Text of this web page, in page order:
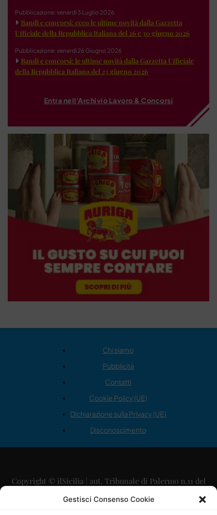
Gestisci Consenso Cookie
Pubblicazione: venerdì 3 Luglio 2026
Bandi e concorsi: ecco le ultime novità dalla Gazzetta
Ufficiale della Repubblica Italiana del 26 e 30 giugno 2026
Pubblicazione: venerdì 26 Giugno 2026
Bandi e concorsi: le ultime novità dalla Gazzetta Ufficiale
della Repubblica Italiana del 23 giugno 2026
Entra nell'Archivio Lavoro & Concorsi
Chi siamo
Pubblicità
Contatti
Cookie Policy (UE)
Dichiarazione sulla Privacy (UE)
Disconoscimento
Copyright © ilSicilia | aut. Tribunale di Palermo n.11 del
29/09/2015